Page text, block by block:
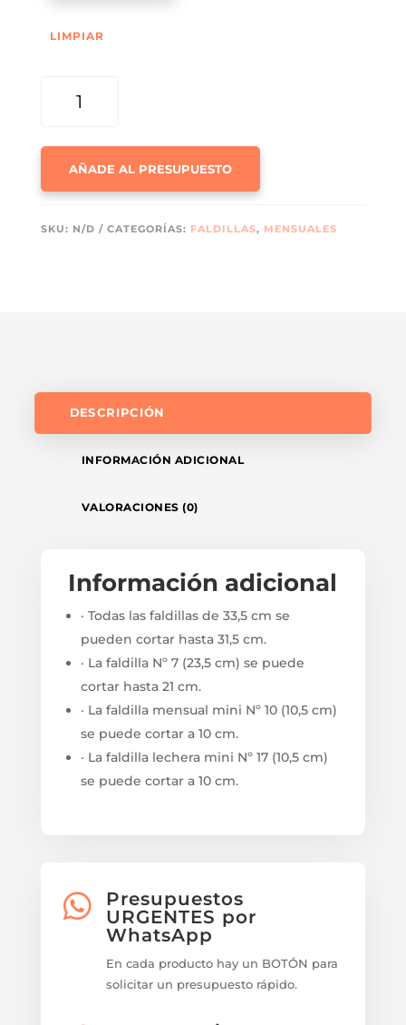
LIMPIAR
MENSUAL
11
CANTIDAD
AÑADE AL PRESUPUESTO
SKU: N/D CATEGORÍAS: FALDILLAS, MENSUALES
DESCRIPCIÓN
INFORMACIÓN ADICIONAL
VALORACIONES (0)
Información adicional
· Todas las faldillas de 33,5 cm se
pueden cortar hasta 31,5 cm.
· La faldilla Nº 7 (23,5 cm) se puede
cortar hasta 21 cm.
· La faldilla mensual mini Nº 10 (10,5 cm)
se puede cortar a 10 cm.
· La faldilla lechera mini Nº 17 (10,5 cm)
se puede cortar a 10 cm.

Presupuestos
URGENTES por
WhatsApp
En cada producto hay un BOTÓN para
solicitar un presupuesto rápido.